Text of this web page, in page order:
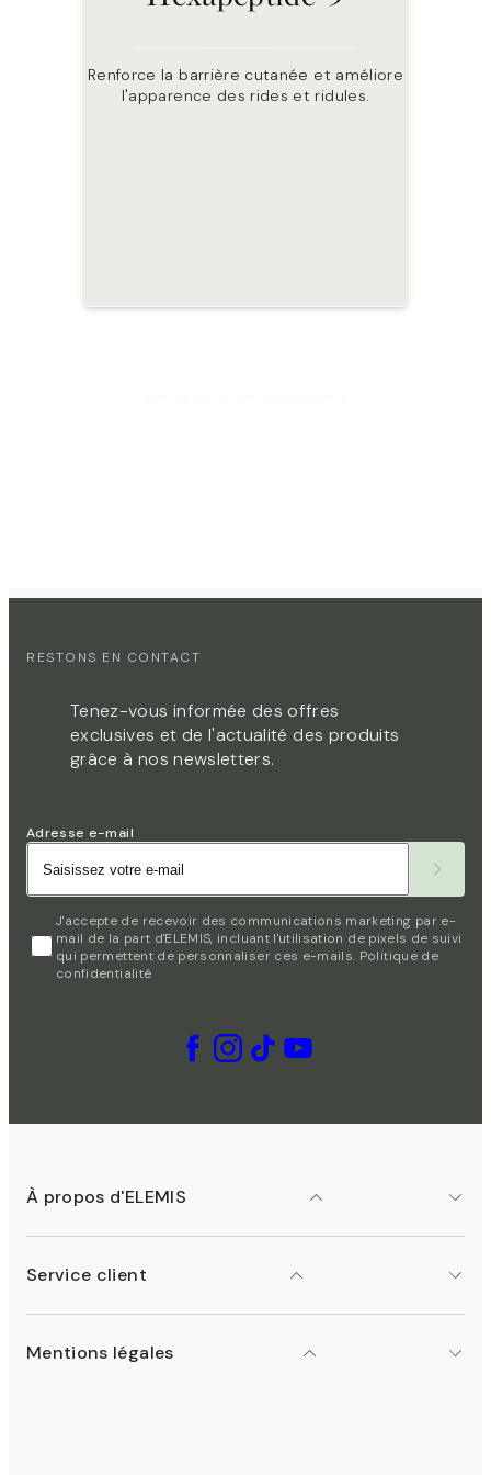
antioxydants, qui favorise l'hydratation de
la peau.
digitata
Riche en polysaccharides et minéraux.
Renforce la barrière cutanée et améliore
l'apparence des rides et ridules.
RESTONS EN CONTACT​
Tenez-vous informée des offres
exclusives et de l'actualité des produits
grâce à nos newsletters.
Adresse e-mail
J'accepte de recevoir des communications marketing par e-
mail de la part d'ELEMIS, incluant l'utilisation de pixels de suivi
qui permettent de personnaliser ces e-mails. Politique de
confidentialité
À propos d'ELEMIS
Service client
Mentions légales